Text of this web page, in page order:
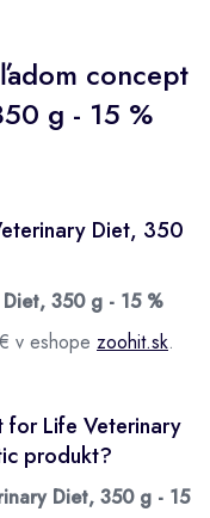
concept
g - 15 %
Diet, 350
350 g - 15 %
v eshope zoohit.sk.
for Life Veterinary
produkt?
Diet, 350 g - 15